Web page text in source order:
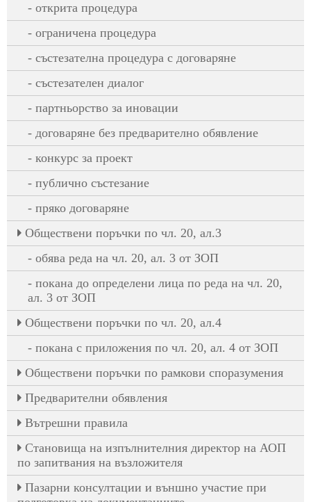
открита процедура
ограничена процедура
състезателна процедура с договаряне
състезателен диалог
партньорство за иновации
договаряне без предварително обявление
конкурс за проект
публично състезание
пряко договаряне
Oбществени поръчки по чл. 20, ал.3
обява реда на чл. 20, ал. 3 от ЗОП
покана до определени лица по реда на чл. 20,
ал. 3 от ЗОП
Oбществени поръчки по чл. 20, ал.4
покана с приложения по чл. 20, ал. 4 от ЗОП
Обществени поръчки по рамкови споразумения
Предварителни обявления
Вътрешни правила
Становища на изпълнителния директор на АОП
по запитвания на възложителя
Пазарни консултации и външно участие при